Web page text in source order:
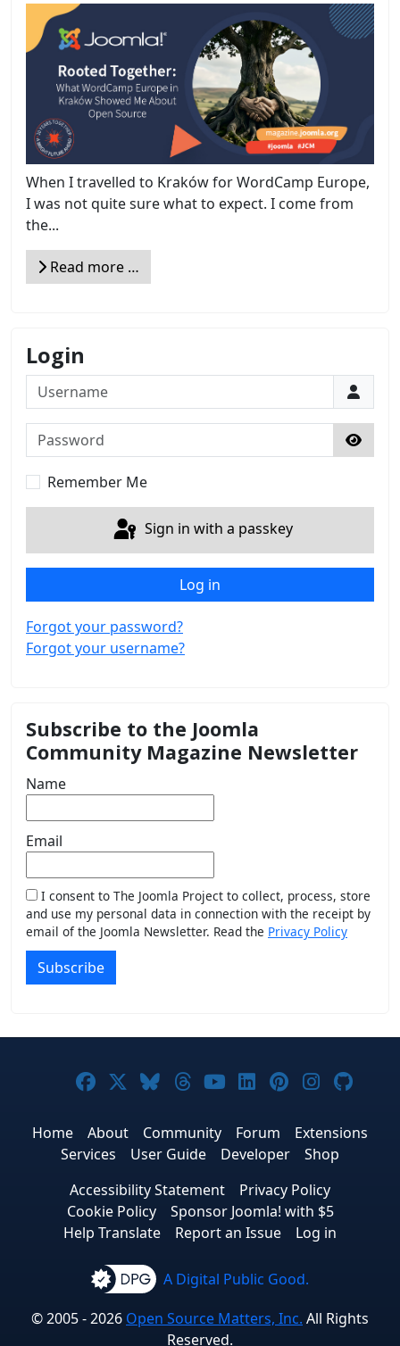
When I travelled to Kraków for WordCamp Europe,
I was not quite sure what to expect. I come from
the...
Read more …
Login
Username
Password
Show
Remember Me
Sign in with a passkey
Log in
Forgot your password?
Forgot your username?
Subscribe to the Joomla
Community Magazine Newsletter
Name
Email
I consent to The Joomla Project to collect, process, store
and use my personal data in connection with the receipt by
email of the Joomla Newsletter. Read the Privacy Policy
Subscribe
Joomla! on Facebook
Joomla! on X
Joomla! on Bluesky
Joomla! on Threads
Joomla! on
Joomla! on
Joomla! on
Joomla!
Home About Community Forum
Extensions
Services
User Guide Developer
Shop
Accessibility Statement
Privacy Policy
Cookie Policy
Sponsor Joomla! with $5
Help Translate
Report an Issue Log in
A Digital Public Good.
© 2005 - 2026 Open Source Matters, Inc. All Rights
Reserved.